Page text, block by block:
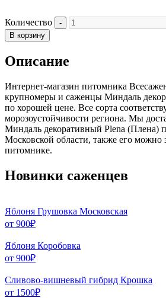
Количество
В корзину
Описание
Интернет-магазин питомника
крупномеры и саженцы Миндаль
по хорошей цене. Все сорта
морозоустойчивости региона. Мы
Миндаль декоративный Plena (Плена)
Московской области, также его можно
питомнике.
Новинки саженцев
Яблоня Грушовка Московская
от 900₽
Яблоня Коробовка
от 900₽
Сливово-вишневый гибрид Крошка
от 1500₽